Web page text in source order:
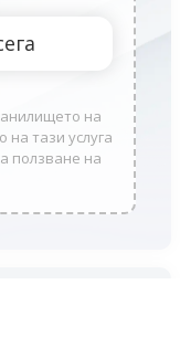
на
тази услуга
ползване на